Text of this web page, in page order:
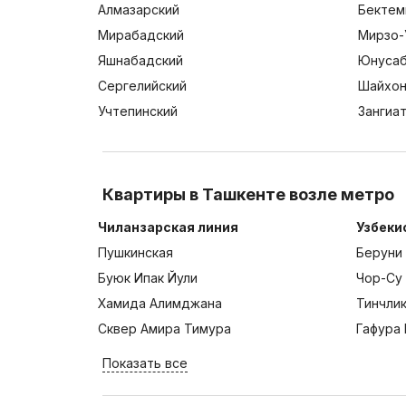
Алмазарский
Мирабадский
Мирзо-
Яшнабадский
Сергелийский
Учтепинский
Квартиры в Ташкенте возле метро
Чиланзарская линия
Пушкинская
Буюк Ипак Йули
Хамида Алимджана
Сквер Амира Тимура
Беруни
Чор-Су
Гафура
Показать все